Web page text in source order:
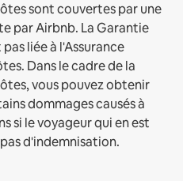
sont couvertes par une
par Airbnb. La Garantie
liée à l'Assurance
Dans le cadre de la
vous pouvez obtenir
dommages causés à
si le voyageur qui en est
d'indemnisation.